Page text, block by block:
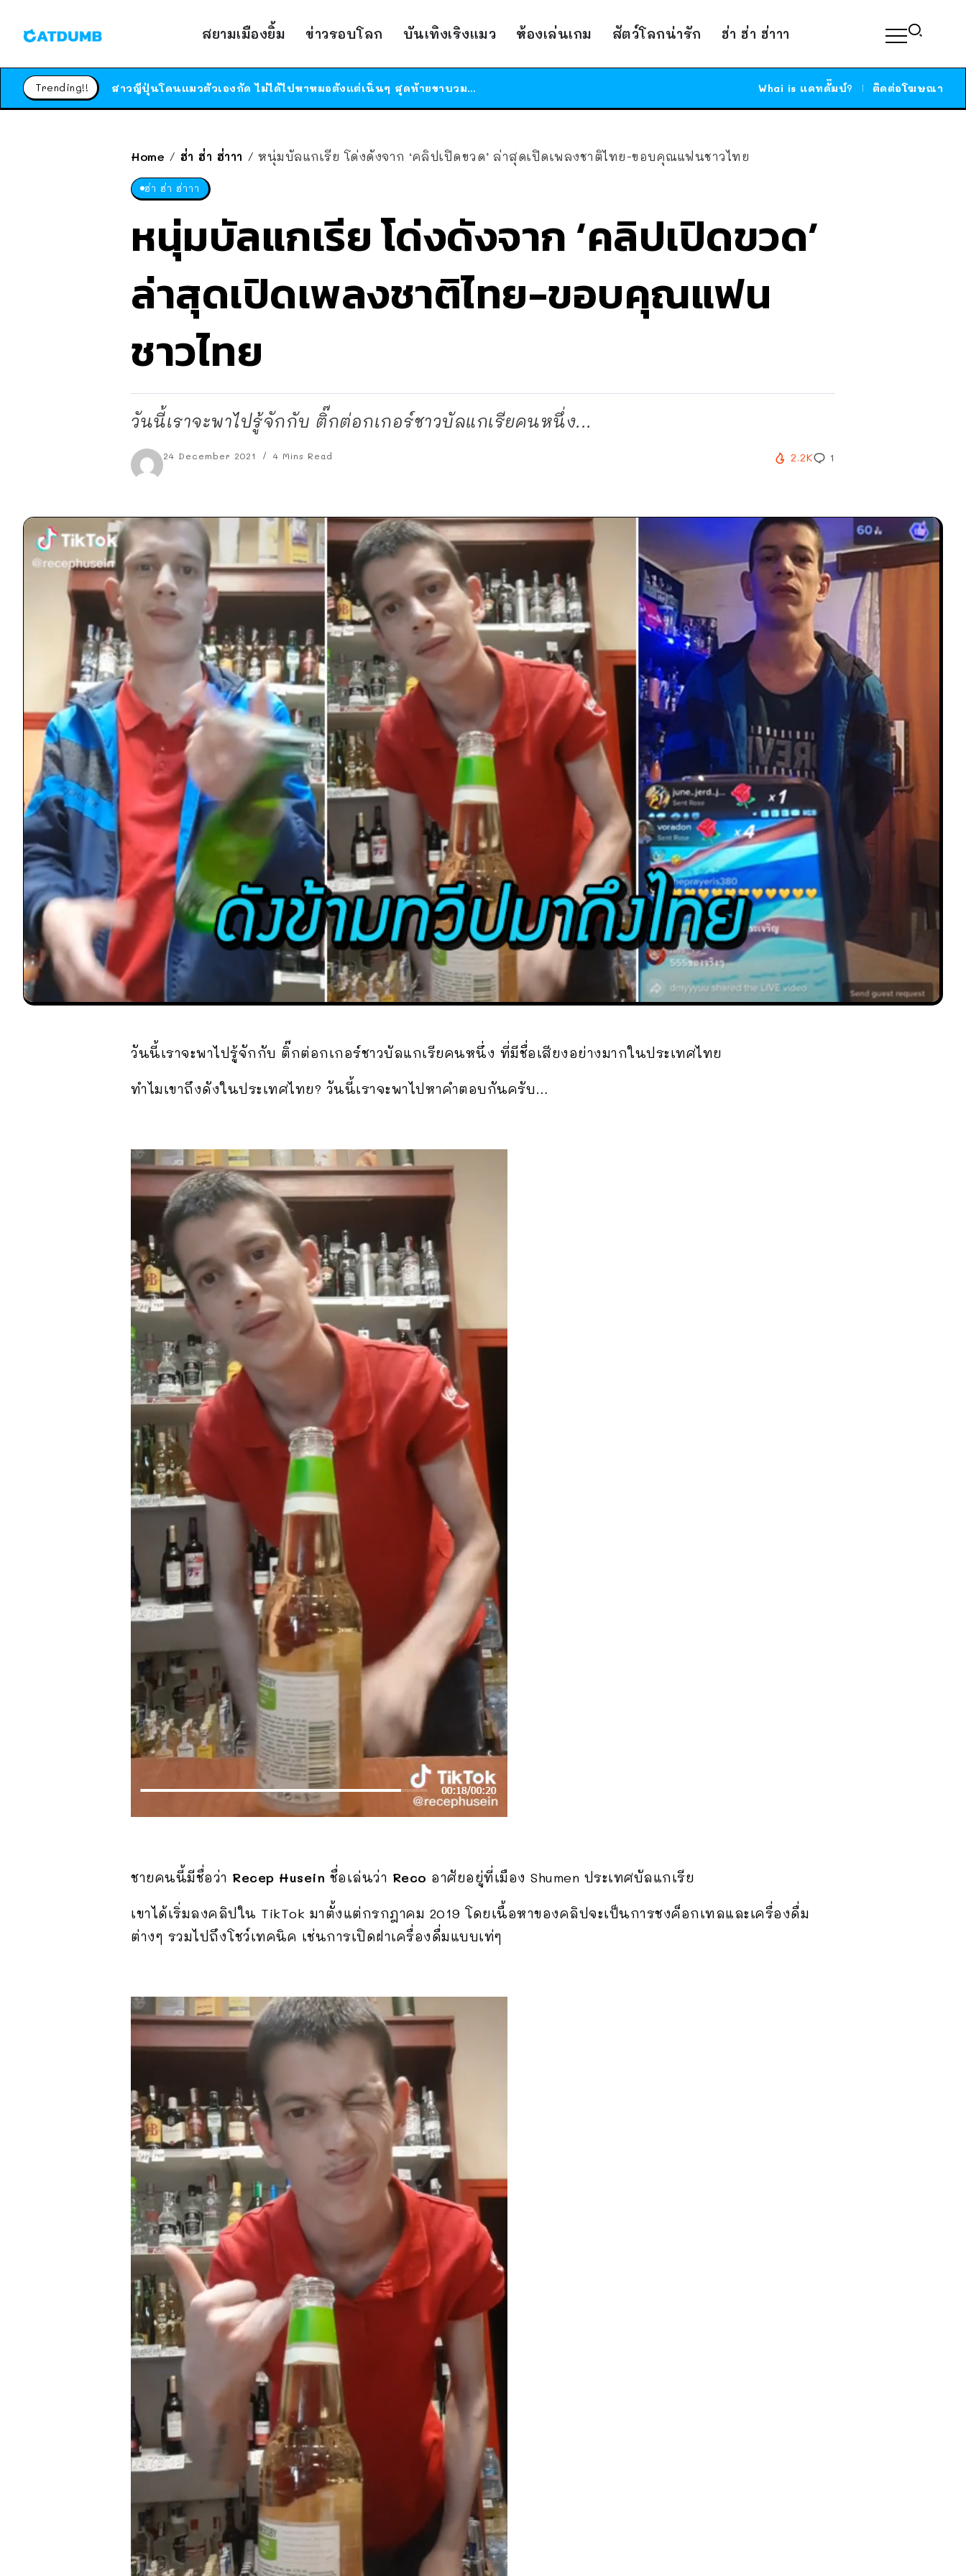
สยามเมืองยิ้ม ข่าวรอบโลก บันเทิงเริงแมว ห้องเล่นเกม สัตว์โลกน่ารัก ฮ่า ฮ่า ฮ่าาา
Trending!!
ร้านอาหารในนิวยอร์กประกาศปิดตัวลง หลังอยู่มานานกว่า 45 ปี ติดป้ายขอบคุณลูกค้าทุกคน แถมสูตรทำไวท์ซอสให้แบบจัดเต็ม
ได้เวลาเด็กหนวดรวมตัว RF Online Next เปิดให้เล่นแล้ว เกม Sci-Fi MMORPG ระดับตำนาน เล่นได้ทั้งมือถือและ PC Whai is แคทดั๊มบ์? ติดต่อโฆษณา
Home / ฮ่า ฮ่า ฮ่าาา / หนุ่มบัลแกเรีย โด่งดังจาก ‘คลิปเปิดขวด’ ล่าสุดเปิดเพลงชาติไทย-ขอบคุณแฟนชาวไทย
ฮ่า ฮ่า ฮ่าาา
หนุ่มบัลแกเรีย โด่งดังจาก ‘คลิปเปิดขวด’
ล่าสุดเปิดเพลงชาติไทย-ขอบคุณแฟน
ชาวไทย
วันนี้เราจะพาไปรู้จักกับ ติ๊กต่อกเกอร์ชาวบัลแกเรียคนหนึ่ง...
24 December 2021 4 Mins Read 2.2K 1
วันนี้เราจะพาไปรู้จักกับ ติ๊กต่อกเกอร์ชาวบัลแกเรียคนหนึ่ง ที่มีชื่อเสียงอย่างมากในประเทศไทย
ทำไมเขาถึงดังในประเทศไทย? วันนี้เราจะพาไปหาคำตอบกันครับ…
ชายคนนี้มีชื่อว่า Recep Husein ชื่อเล่นว่า Reco อาศัยอยู่ที่เมือง Shumen ประเทศบัลแกเรีย
เขาได้เริ่มลงคลิปใน TikTok มาตั้งแต่กรกฎาคม 2019 โดยเนื้อหาของคลิปจะเป็นการชงค็อกเทลและเครื่องดื่ม
ต่างๆ รวมไปถึงโชว์เทคนิค เช่นการเปิดฝาเครื่องดื่มแบบเท่ๆ